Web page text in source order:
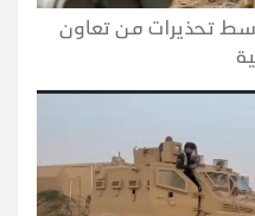
تحذيرات من تعاون